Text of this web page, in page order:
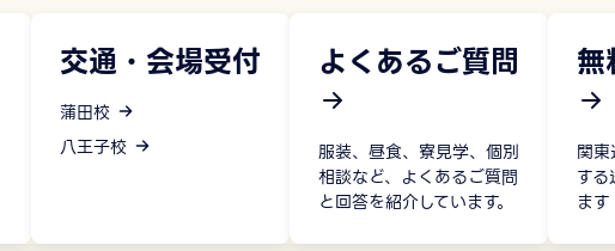
交通・会場受付
蒲田校
八王子校
よくあるご質問
服装、昼食、寮見学、個別
相談など、よくあるご質問
と回答を紹介しています。
無
関
す
ます